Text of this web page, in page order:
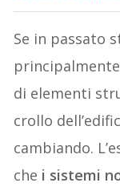
Se in passato
di elementi
crollo
cambiando.
che i sistemi